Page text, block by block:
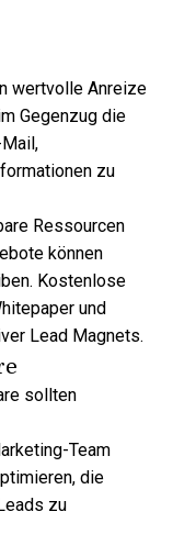
wertvolle Anreize
Gegenzug die
zu
Ressourcen
können
Kostenlose
und
Lead Magnets.
sollten
Team
die
zu